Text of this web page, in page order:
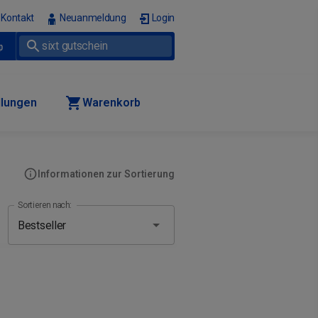
Kontakt Neuanmeldung Login
Warenkorb
Informationen zur Sortierung
Sortieren nach: